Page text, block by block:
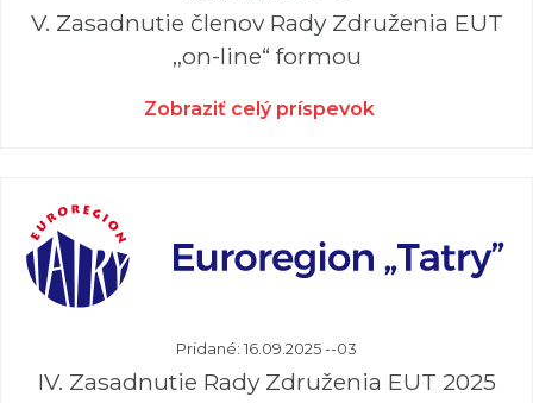
V. Zasadnutie členov Rady Združenia EUT
,,on-line“ formou
Zobraziť celý príspevok
Pridané: 16.09.2025 --03
IV. Zasadnutie Rady Združenia EUT 2025